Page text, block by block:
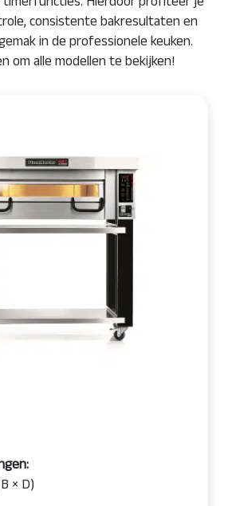
consistente bakresultaten en
in de professionele keuken.
om alle modellen te bekijken!
× D)